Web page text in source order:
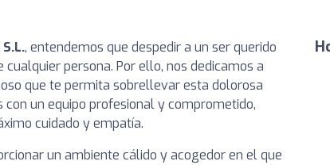
, entendemos que despedir a un ser querido
persona. Por ello, nos dedicamos a
que te permita sobrellevar esta dolorosa
un equipo profesional y comprometido,
cuidado y empatía.
un ambiente cálido y acogedor en el que